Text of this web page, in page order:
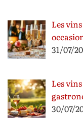
Les
31/07/
Les
30/07/